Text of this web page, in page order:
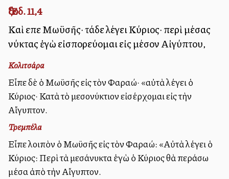
Ἔξοδ. 11,4
Καὶ εἶπε Μωϋσῆς· τάδε λέγει Κύριος· περὶ μέσας
νύκτας ἐγὼ εἰσπορεύομαι εἰς μέσον Αἰγύπτου,
Κολιτσάρα
Εἶπε δὲ ὁ Μωϋσῆς εἰς τὸν Φαραώ· «αὐτὰ λέγει ὁ
Κύριος· Κατὰ τὸ μεσονύκτιον εἰσέρχομαι εἰς τὴν
Αἴγυπτον.
Τρεμπέλα
Εἶπε λοιπὸν ὁ Μωϋσῆς εἰς τὸν Φαραώ: «Αὐτὰ λέγει ὁ
Κύριος: Περὶ τὰ μεσάνυκτα ἐγὼ ὁ Κύριος θὰ περάσω
μέσα ἀπὸ τὴν Αἴγυπτον.